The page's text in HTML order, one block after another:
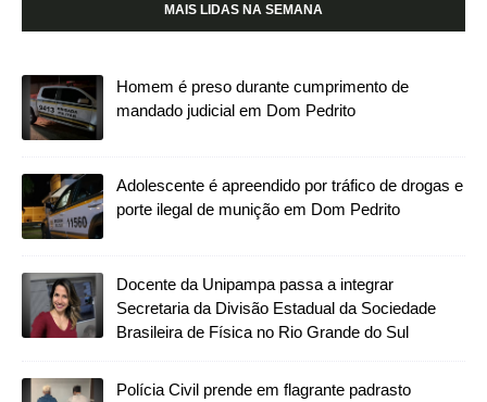
MAIS LIDAS NA SEMANA
Homem é preso durante cumprimento de
mandado judicial em Dom Pedrito
Adolescente é apreendido por tráfico de drogas e
porte ilegal de munição em Dom Pedrito
Docente da Unipampa passa a integrar
Secretaria da Divisão Estadual da Sociedade
Brasileira de Física no Rio Grande do Sul
Polícia Civil prende em flagrante padrasto